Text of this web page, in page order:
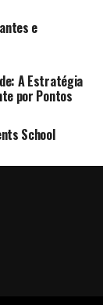
e
A Estratégia
por Pontos
School